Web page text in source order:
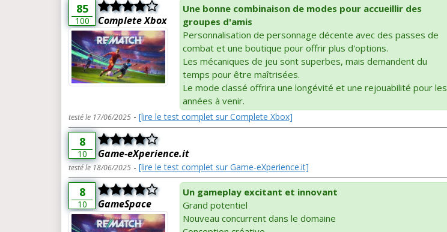
85
100 Complete Xbox
Une bonne combinaison de modes pour accueillir des
groupes d'amis
Personnalisation de personnage décente avec des passes de
combat et une boutique pour offrir plus d'options.
Les mécaniques de jeu sont superbes, mais demandent du
temps pour être maîtrisées.
Le mode classé offrira une longévité et une rejouabilité pour les
années à venir.
testé le 17/06/2025 - [lire le test complet sur Complete Xbox]
8
10 Game-eXperience.it
testé le 18/06/2025 - [lire le test complet sur Game-eXperience.it]
8
10 GameSpace
Un gameplay excitant et innovant
Grand potentiel
Nouveau concurrent dans le domaine